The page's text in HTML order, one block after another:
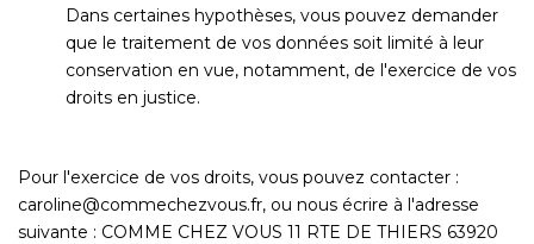
Dans certaines hypothèses, vous pouvez demander
que le traitement de vos données soit limité à leur
conservation en vue, notamment, de l'exercice de vos
droits en justice.
Pour l'exercice de vos droits, vous pouvez contacter :
caroline@commechezvous.fr, ou nous écrire à l'adresse
suivante : COMME CHEZ VOUS 11 RTE DE THIERS 63920